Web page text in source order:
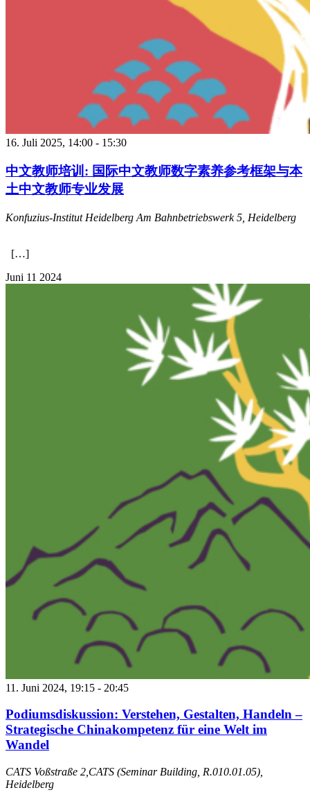
16. Juli 2025, 14:00 - 15:30
中文教师培训: 国际中文教师数字素养参考框架与本
土中文教师专业发展
Konfuzius-Institut Heidelberg Am Bahnbetriebswerk 5, Heidelberg
[…]
Juni 11 2024
11. Juni 2024, 19:15 - 20:45
Podiumsdiskussion: Verstehen, Gestalten, Handeln –
Strategische Chinakompetenz für eine Welt im
Wandel
CATS Voßstraße 2,CATS (Seminar Building, R.010.01.05),
Heidelberg